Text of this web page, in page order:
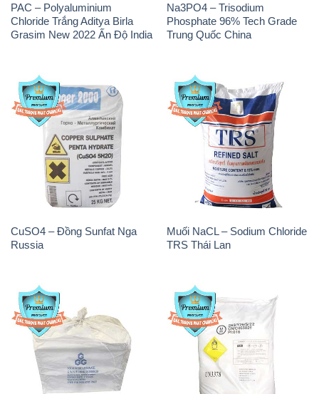
PAC – Polyaluminium
Chloride Trắng Aditya Birla
Grasim New 2022 Ấn Độ India
Na3PO4 – Trisodium
Phosphate 96% Tech Grade
Trung Quốc China
CuSO4 – Đồng Sunfat Nga
Russia
Muối NaCL – Sodium Chloride
TRS Thái Lan